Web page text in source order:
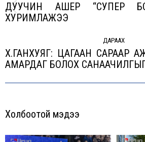
Previous
ДУУЧИН АШЕР “СУПЕР
ХУРИМЛАЖЭЭ
ДАРААХ
Next
Х.ГАНХУЯГ: ЦАГААН САРААР
АМАРДАГ БОЛОХ
Холбоотой мэдээ